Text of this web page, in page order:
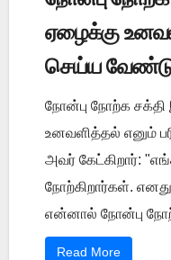
ஏழைக்கு
செய்ய
நோன்பு நோற்க
உனவளித்தல் எனும்
அவர் கேட்கிறார்:
நோற்கிறார்கள்.
என்னால் நோன்பு
Read More